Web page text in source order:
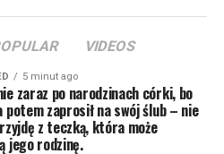
VIDEOS
5 minut ago
zaraz po narodzinach córki, bo
potem zaprosił na swój ślub – nie
z teczką, która może
jego rodzinę.